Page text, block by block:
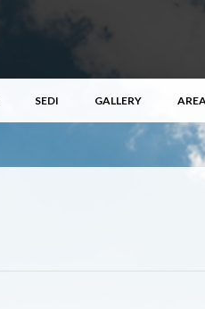
SEDI GALLERY